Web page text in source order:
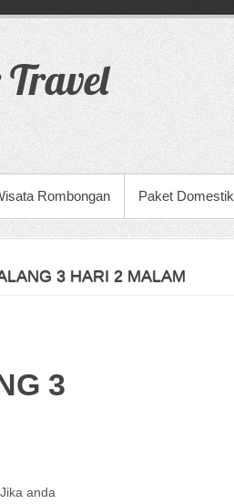
Rombongan Paket Domestik
3 HARI 2 MALAM
3
anda